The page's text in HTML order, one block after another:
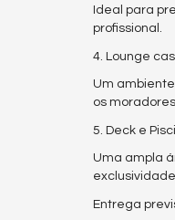
Ideal para
profissional.
4. Lounge
Um
os
5. Deck e
Uma ampla
Entrega